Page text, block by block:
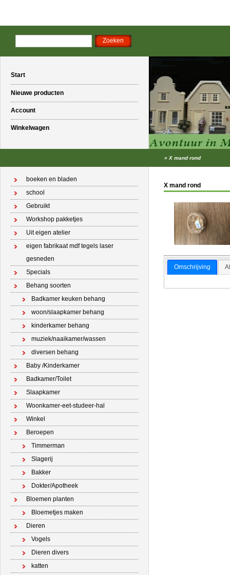
Start
Nieuwe producten
Account
Winkelwagen
» X mand rond
boeken en bladen
school
Gebruikt
Workshop pakketjes
Uit eigen atelier
eigen fabrikaat mdf tegels laser
gesneden
Specials
Behang soorten
Badkamer keuken behang
woon/slaapkamer behang
kinderkamer behang
muziek/naaikamer/wassen
diversen behang
Baby /Kinderkamer
Badkamer/Toilet
Slaapkamer
Woonkamer-eet-studeer-hal
Winkel
Beroepen
Timmerman
Slagerij
Bakker
Dokter/Apotheek
Bloemen planten
Bloemetjes maken
Dieren
Vogels
Dieren divers
katten
X mand rond
Omschrijving